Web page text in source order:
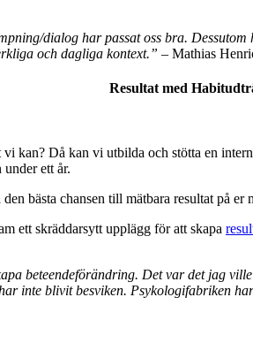
dialog har passat oss bra.
och dagliga kontext.” – Mathias
Resultat med
kan? Då kan vi utbilda och stötta en
ett år.
bästa chansen till mätbara resultat på er
ett skräddarsytt upplägg för att skapa
beteendeförändring. Det var det jag
inte blivit besviken. Psykologifabriken